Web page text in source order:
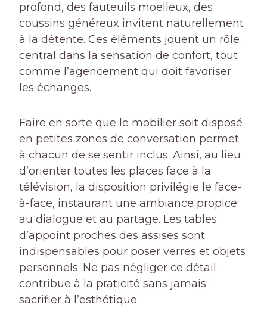
profond, des fauteuils moelleux, des
coussins généreux invitent naturellement
à la détente. Ces éléments jouent un rôle
central dans la sensation de confort, tout
comme l’agencement qui doit favoriser
les échanges.
Faire en sorte que le mobilier soit disposé
en petites zones de conversation permet
à chacun de se sentir inclus. Ainsi, au lieu
d’orienter toutes les places face à la
télévision, la disposition privilégie le face-
à-face, instaurant une ambiance propice
au dialogue et au partage. Les tables
d’appoint proches des assises sont
indispensables pour poser verres et objets
personnels. Ne pas négliger ce détail
contribue à la praticité sans jamais
sacrifier à l’esthétique.